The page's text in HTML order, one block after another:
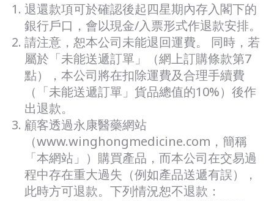
退還款項可於確認後起四星期內存入閣下的
銀行戶口，會以現金/入票形式作退款安排。
請注意，恕本公司未能退回運費。 同時，若
屬於「未能送遞訂單」（網上訂購條款第7
點），本公司將在扣除運費及合理手續費
（「未能送遞訂單」貨品總值的10%）後作
出退款。
顧客透過永康醫藥網站
（www.winghongmedicine.com，簡稱
「本網站」）購買產品，而本公司在交易過
程中存在重大過失（例如產品送遞有誤），
此時方可退款。下列情況恕不退款：